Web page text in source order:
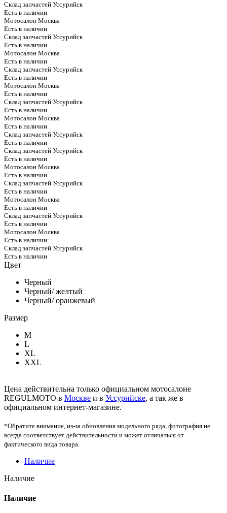
Склад запчастей Уссурийск
Есть в наличии
Мотосалон Москва
Есть в наличии
Склад запчастей Уссурийск
Есть в наличии
Мотосалон Москва
Есть в наличии
Склад запчастей Уссурийск
Есть в наличии
Мотосалон Москва
Есть в наличии
Склад запчастей Уссурийск
Есть в наличии
Мотосалон Москва
Есть в наличии
Склад запчастей Уссурийск
Есть в наличии
Склад запчастей Уссурийск
Есть в наличии
Мотосалон Москва
Есть в наличии
Склад запчастей Уссурийск
Есть в наличии
Мотосалон Москва
Есть в наличии
Склад запчастей Уссурийск
Есть в наличии
Мотосалон Москва
Есть в наличии
Склад запчастей Уссурийск
Есть в наличии
Цвет
Черный
Черный/ желтый
Черный/ оранжевый
Размер
М
L
XL
XXL
Цена действительна только официальном мотосалоне
REGULMOTO в Москве и в Уссурийске, а так же в
официальном интернет-магазине.
*Обратите внимание, из-за обновления модельного ряда, фотография не
всегда соответствует действительности и может отличаться от
фактического вида товара.
Наличие
Наличие
Наличие